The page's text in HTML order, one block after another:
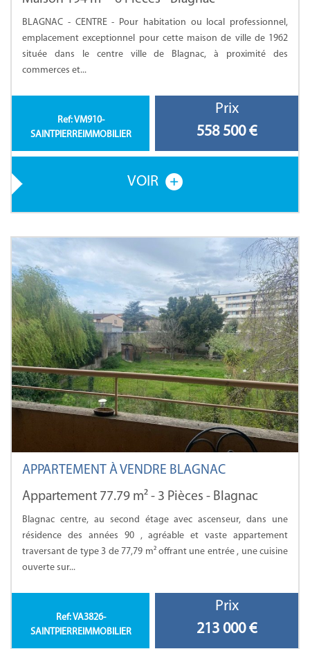
BLAGNAC - CENTRE - Pour habitation ou local professionnel,
emplacement exceptionnel pour cette maison de ville de 1962
située dans le centre ville de Blagnac, à proximité des
commerces et...
Ref: VM910-
SAINTPIERREIMMOBILIER
Prix
558 500 €
VOIR
APPARTEMENT À VENDRE BLAGNAC
Appartement 77.79 m² - 3 Pièces - Blagnac
Blagnac centre, au second étage avec ascenseur, dans une
résidence des années 90 , agréable et vaste appartement
traversant de type 3 de 77,79 m² offrant une entrée , une cuisine
ouverte sur...
Ref: VA3826-
SAINTPIERREIMMOBILIER
Prix
213 000 €